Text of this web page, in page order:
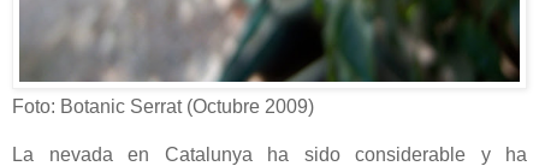
Foto: Botanic Serrat (Octubre 2009)
La nevada en Catalunya ha sido considerable y ha